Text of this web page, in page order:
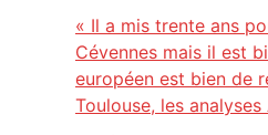
« Il a mis trente ans
Cévennes mais il est
européen est bien de
Toulouse, les